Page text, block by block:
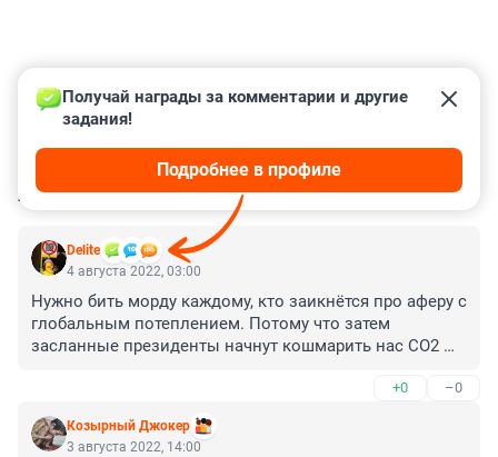
КОММЕНТАРИИ 14
Delite
Получай награды за комментарии и другие
задания!
Подробнее в профиле
4 августа 2022, 03:00
Нужно бить морду каждому, кто заикнётся про аферу с
глобальным потеплением. Потому что затем
засланные президенты начнут кошмарить нас СО2
тушат леса. Они будут рассказывать нам как важно
заботиться о природе. И ограничат нам покупки.
+0 –0
Козырный Джокер
3 августа 2022, 14:00